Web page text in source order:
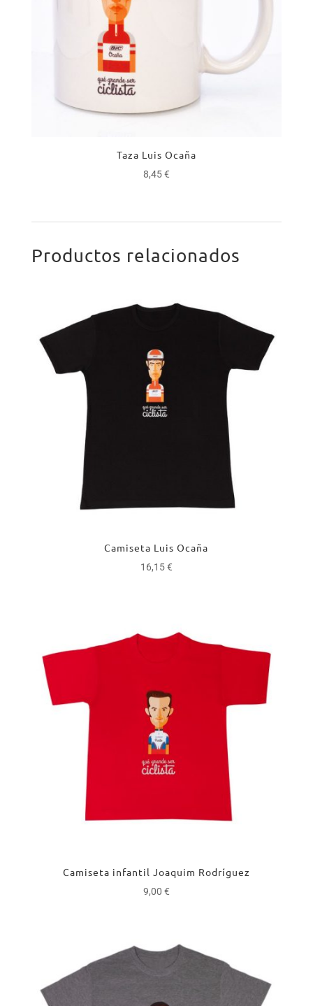
Taza Luis Ocaña
8,45€
Productos relacionados
Camiseta Luis Ocaña
16,15€
Camiseta infantil Joaquim Rodríguez
9,00 €